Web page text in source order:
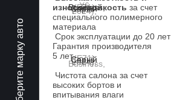
Выберите марку авто
износостойкость за счет
специального полимерного
материала
Срок эксплуатации до 20 лет
Гарантия производителя
5 лет.
Чистота салона за счет
высоких бортов и
впитывания влаги